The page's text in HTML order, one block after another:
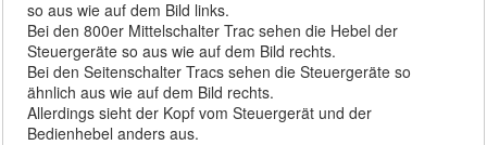
so aus wie auf dem Bild links.
Bei den 800er Mittelschalter Trac sehen die Hebel der
Steuergeräte so aus wie auf dem Bild rechts.
Bei den Seitenschalter Tracs sehen die Steuergeräte so
ähnlich aus wie auf dem Bild rechts.
Allerdings sieht der Kopf vom Steuergerät und der
Bedienhebel anders aus.